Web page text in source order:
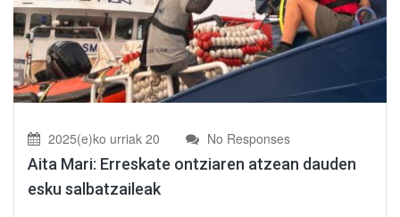
2025(e)ko urriak 20 No Responses
Aita Mari: Erreskate ontziaren atzean dauden
esku salbatzaileak